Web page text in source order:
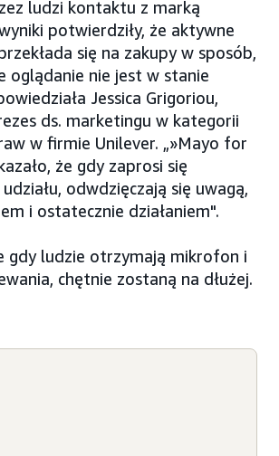
ludzi kontaktu z marką
potwierdziły, że aktywne
się na zakupy w sposób,
oglądanie nie jest w stanie
Jessica Grigoriou,
ds. marketingu w kategorii
w firmie Unilever. „»Mayo for
że gdy zaprosi się
odwdzięczają się uwagą,
i ostatecznie działaniem".
gdy ludzie otrzymają mikrofon i
chętnie zostaną na dłużej.